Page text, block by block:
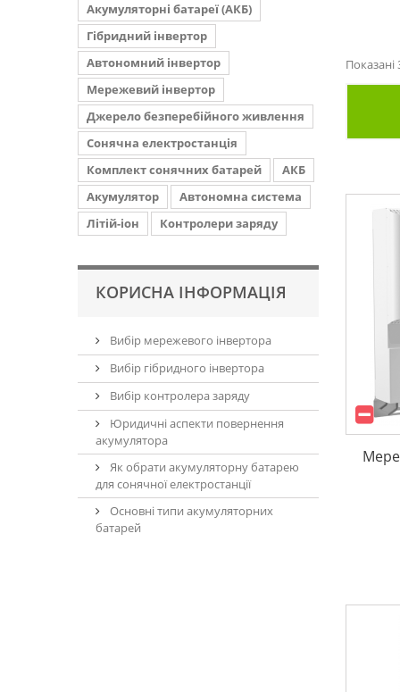
Акумуляторні батареї (АКБ)
Гібридний інвертор
Автономний інвертор
Мережевий інвертор
Джерело безперебійного живлення
Сонячна електростанція
Комплект сонячних батарей
АКБ
Акумулятор
Автономна система
Літій-іон
Контролери заряду
КОРИСНА ІНФОРМАЦІЯ
Вибір мережевого інвертора
Вибір гібридного інвертора
Вибір контролера заряду
Юридичні аспекти повернення
акумулятора
Як обрати акумуляторну батарею
для сонячної електростанції
Основні типи акумуляторних
батарей
Показані